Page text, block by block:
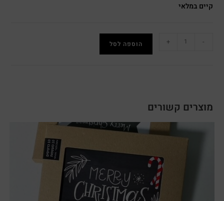
קיים במלאי
+ הוספה לסל
מוצרים קשורים